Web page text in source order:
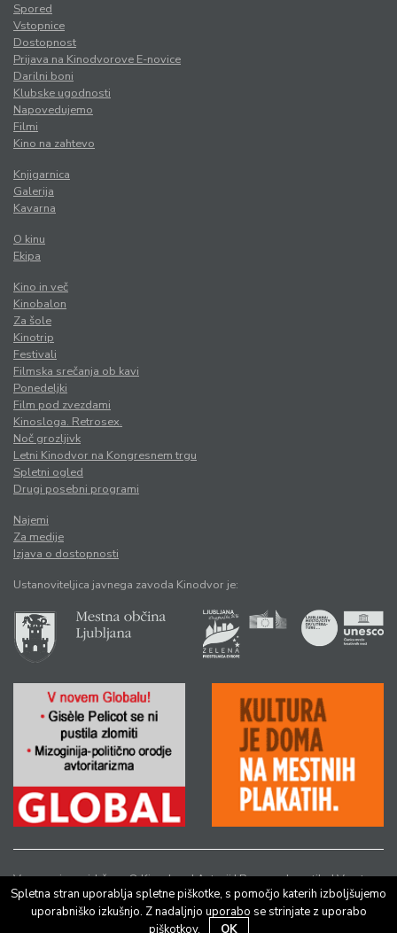
Spored
Vstopnice
Dostopnost
Prijava na Kinodvorove E-novice
Darilni boni
Klubske ugodnosti
Napovedujemo
Filmi
Kino na zahtevo
Knjigarnica
Galerija
Kavarna
O kinu
Ekipa
Kino in več
Kinobalon
Za šole
Kinotrip
Festivali
Filmska srečanja ob kavi
Ponedeljki
Film pod zvezdami
Kinosloga. Retrosex.
Noč grozljivk
Letni Kinodvor na Kongresnem trgu
Spletni ogled
Drugi posebni programi
Najemi
Za medije
Izjava o dostopnosti
Ustanoviteljica javnega zavoda Kinodvor je:
Vse pravice pridržane © Kinodvor |Avtorji|Pravno obvestilo|Varstvo
osebnih podatkov
Spletna stran uporablja spletne piškotke, s pomočjo katerih izboljšujemo
uporabniško izkušnjo. Z nadaljnjo uporabo se strinjate z uporabo
piškotkov.
OK